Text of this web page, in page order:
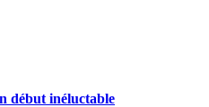
début inéluctable